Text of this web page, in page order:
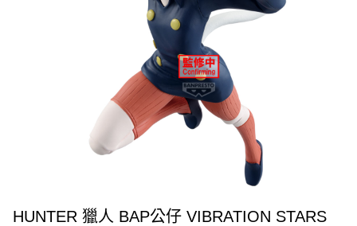
HUNTER 獵人 BAP公仔 VIBRATION STARS